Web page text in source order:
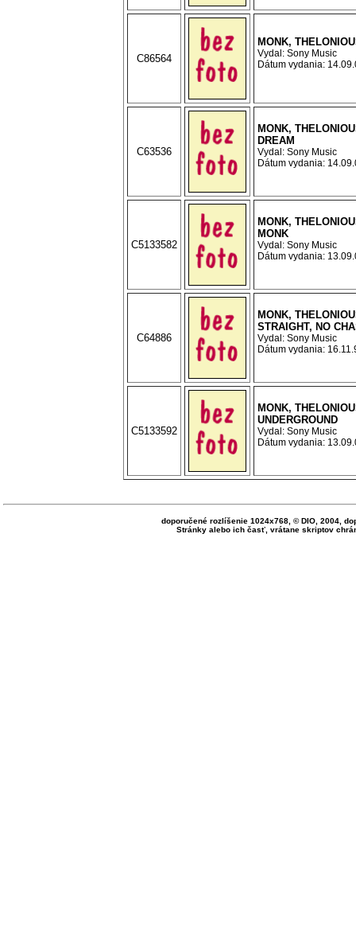
C86564
MONK,
Vydal: Sony Music
Dátum vydania:
C63536
MONK,
DREAM
Vydal: Sony Music
Dátum vydania:
C5133582
MONK,
MONK
Vydal: Sony Music
Dátum vydania:
C64886
MONK,
STRAIGHT, NO
Vydal: Sony Music
Dátum vydania:
C5133592
MONK,
UNDERGROUND
Vydal: Sony Music
Dátum vydania:
doporučené rozlíšenie 1024x768, © DIO, 2004,
Stránky alebo ich časť, vrátane skriptov